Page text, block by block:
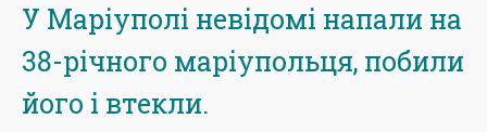
У Маріуполі невідомі напали на
38-річного маріупольця, побили
його і втекли.